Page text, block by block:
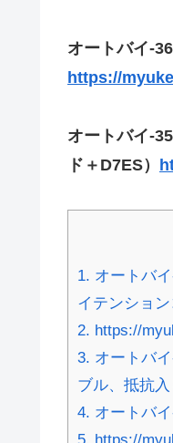
オートバイ-
https://
オートバイ-
ド＋D7ES）
1. オートバ
イテンショ
2. https://
3. オートバ
ブル、抵抗入
4. オートバ